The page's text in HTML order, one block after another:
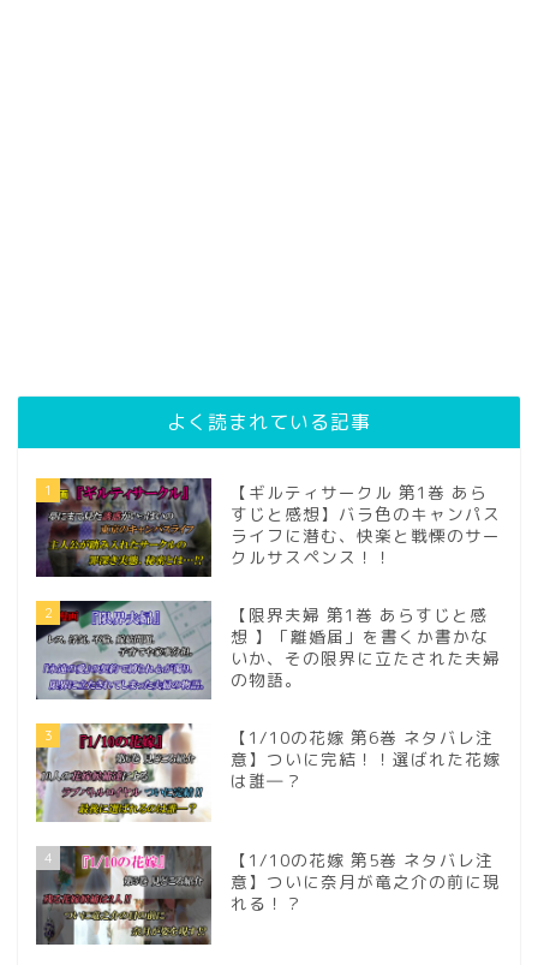
よく読まれている記事
1
【ギルティサークル 第1巻 あら
すじと感想】バラ色のキャンパス
ライフに潜む、快楽と戦慄のサー
クルサスペンス！！
2
【限界夫婦 第1巻 あらすじと感
想 】「離婚届」を書くか書かな
いか、その限界に立たされた夫婦
の物語。
3
【1/10の花嫁 第6巻 ネタバレ注
意】ついに完結！！選ばれた花嫁
は誰―？
4
【1/10の花嫁 第5巻 ネタバレ注
意】ついに奈月が竜之介の前に現
れる！？